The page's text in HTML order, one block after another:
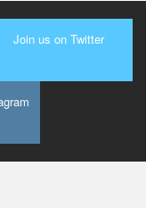
Join us on Twitter